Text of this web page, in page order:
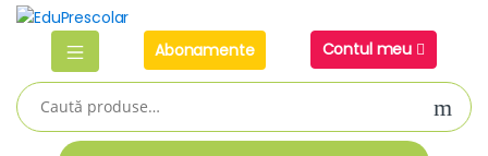
Skip
navigation
Skip
Abonamente
Contul meu
Caută
după: